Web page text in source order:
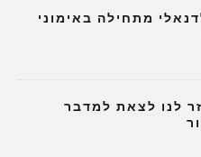
מתחילה באימוני
לנו לצאת למדבר